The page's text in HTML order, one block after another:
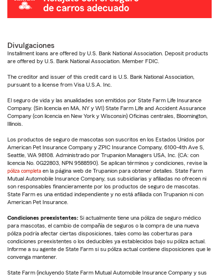
Divulgaciones
Installment loans are offered by U.S. Bank National Association. Deposit products
are offered by U.S. Bank National Association. Member FDIC.
The creditor and issuer of this credit card is U.S. Bank National Association,
pursuant to a license from Visa U.S.A. Inc.
El seguro de vida y las anualidades son emitidos por State Farm Life Insurance
Company. (Sin licencia en MA, NY y WI) State Farm Life and Accident Assurance
Company (con licencia en New York y Wisconsin) Oficinas centrales, Bloomington,
Illinois.
Los productos de seguro de mascotas son suscritos en los Estados Unidos por
American Pet Insurance Company y ZPIC Insurance Company, 6100-4th Ave S,
Seattle, WA 98108. Administrado por Trupanion Managers USA, Inc. (CA: con
licencia No. 0G22803, NPN 9588590). Se aplican términos y condiciones, revise la
póliza completa en la página web de Trupanion para obtener detalles. State Farm
Mutual Automobile Insurance Company, sus subsidiarias y afiliadas no ofrecen ni
son responsables financieramente por los productos de seguro de mascotas.
State Farm es una entidad independiente y no está afiliada con Trupanion ni con
American Pet Insurance.
Condiciones preexistentes: Si actualmente tiene una póliza de seguro médico
para mascotas, el cambio de compañía de seguros o la compra de una nueva
póliza podría afectar ciertas disposiciones, tales como las coberturas para
condiciones preexistentes o los deducibles ya establecidos bajo su póliza actual.
Informe a su agente de State Farm si su póliza actual contiene disposiciones que le
convenga mantener.
State Farm (incluyendo State Farm Mutual Automobile Insurance Company y sus